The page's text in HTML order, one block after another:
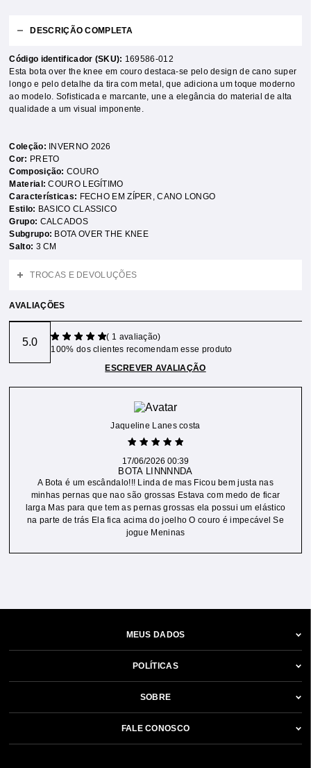
DESCRIÇÃO COMPLETA
Código identificador (SKU): 169586-012
Esta bota over the knee em couro destaca-se pelo design de cano super
longo e pelo detalhe da tira com metal, que adiciona um toque moderno
ao modelo. Sofisticada e marcante, une a elegância do material de alta
qualidade a um visual imponente.
Coleção:
INVERNO 2026
Cor: PRETO
Composição:COURO
Material:COURO LEGÍTIMO
Características: FECHO EM ZÍPER ,CANO LONGO
Estilo: BASICO CLASSICO
Grupo: CALCADOS
Subgrupo: BOTA OVER THE KNEE
Salto: 3 CM
TROCAS E DEVOLUÇÕES
AVALIAÇÕES
5.0 ( 1 avaliação)
100% dos clientes recomendam esse produto
ESCREVER AVALIAÇÃO
Jaqueline Lanes costa
17/06/2026 00:39
BOTA LINNNNDA
A Bota é um escândalo!!! Linda de mas Ficou bem justa nas
minhas pernas que nao são grossas Estava com medo de ficar
larga Mas para que tem as pernas grossas ela possui um elástico
na parte de trás Ela fica acima do joelho O couro é impecável Se
jogue Meninas
MEUS DADOS
POLÍTICAS
SOBRE
FALE CONOSCO